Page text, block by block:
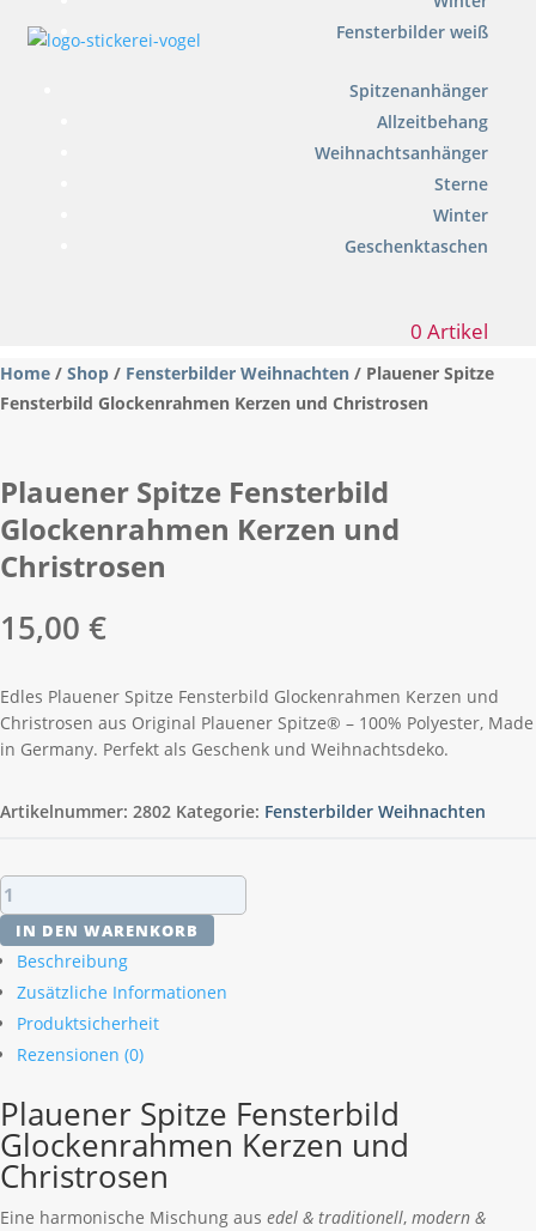
Fensterbilder weiß
Spitzenanhänger
Allzeitbehang
Weihnachtsanhänger
Sterne
Winter
Geschenktaschen
0 Artikel
Home / Shop / Fensterbilder Weihnachten / Plauener Spitze
Fensterbild Glockenrahmen Kerzen und Christrosen
Plauener Spitze Fensterbild
Glockenrahmen Kerzen und
Christrosen
15,00 €
Edles Plauener Spitze Fensterbild Glockenrahmen Kerzen und
Christrosen aus Original Plauener Spitze® – 100% Polyester, Made
in Germany. Perfekt als Geschenk und Weihnachtsdeko.
Artikelnummer: 2802 Kategorie: Fensterbilder Weihnachten
Plauener
Spitze
Fensterbild
Glockenrahmen
Kerzen
und
Christrosen
IN DEN WARENKORB
Beschreibung
Zusätzliche Informationen
Produktsicherheit
Rezensionen (0)
Plauener Spitze Fensterbild
Glockenrahmen Kerzen und
Christrosen
Eine harmonische Mischung aus edel & traditionell, modern &